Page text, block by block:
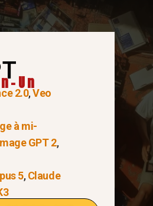
Un
2.0,Veo
à mi-
GPT 2,
5,Claude